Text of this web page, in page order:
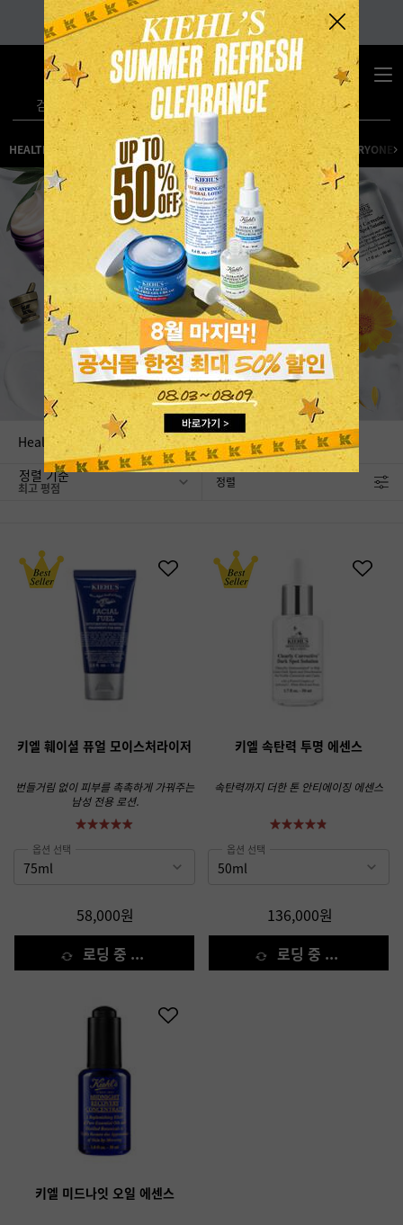
검색
장
바
구
0
HEALTHY SKIN ESSENTIALS HEALTHY SKIN ESSENTIALS FOR EVERYONE
Healthy Skin Essentials
정렬 기준
정렬
FILTER MENU
키엘 훼이셜 퓨얼 모이스처라이저
번들거림 없이 피부를 촉촉하게 가꿔주는
남성 전용 로션.
옵션 선택
58,000원
로딩 중 ...
키엘 속탄력 투명 에센스
속탄력까지 더한 톤 안티에이징 에센스
옵션 선택
136,000원
로딩 중 ...
키엘 미드나잇 오일 에센스